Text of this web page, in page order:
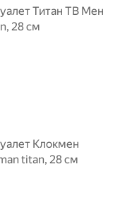
Титан ТВ Мен
28 см
Клокмен
titan, 28 см